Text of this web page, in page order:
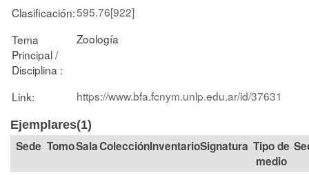
Clasificación:595.76[922]
Tema
Principal /
Disciplina :
Zoología
Link: https://www.bfa.fcnym.unlp.edu.ar/id/37631
Ejemplares(1)
TomoSalaColección Signatura Tipo de
medio